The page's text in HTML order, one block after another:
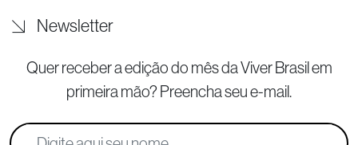
Newsletter
Quer receber a edição do mês da Viver Brasil em
primeira mão? Preencha seu e-mail.